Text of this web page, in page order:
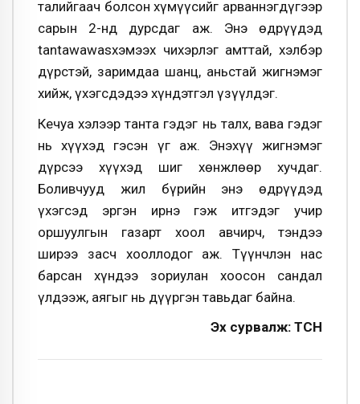
талийгаач болсон хүмүүсийг арваннэгдүгээр
сарын 2-нд дурсдаг аж. Энэ өдрүүдэд
tantawawasхэмээх чихэрлэг амттай, хэлбэр
дүрстэй, заримдаа шанц, аньстай жигнэмэг
хийж, үхэгсдэдээ хүндэтгэл үзүүлдэг.
Кечуа хэлээр танта гэдэг нь талх, вава гэдэг
нь хүүхэд гэсэн үг аж. Энэхүү жигнэмэг
дүрсээ хүүхэд шиг хөнжлөөр хучдаг.
Боливчууд жил бүрийн энэ өдрүүдэд
үхэгсэд эргэн ирнэ гэж итгэдэг учир
оршуулгын газарт хоол авчирч, тэндээ
ширээ засч хооллодог аж. Түүнчлэн нас
барсан хүндээ зориулан хоосон сандал
үлдээж, аягыг нь дүүргэн тавьдаг байна.
Эх сурвалж: ТСН